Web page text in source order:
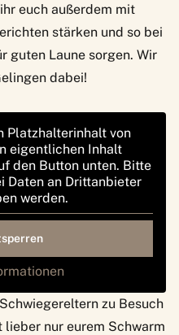
euch außerdem mit
stärken und so bei
guten Laune sorgen. Wir
dabei!
Platzhalterinhalt von
eigentlichen Inhalt
den Button unten. Bitte
Daten an Drittanbieter
werden.
zu Besuch
lieber nur eurem Schwarm